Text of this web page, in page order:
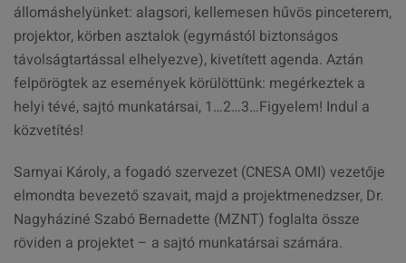
állomáshelyünket: alagsori, kellemesen hűvös pinceterem,
projektor, körben asztalok (egymástól biztonságos
távolságtartással elhelyezve), kivetített agenda. Aztán
felpörögtek az események körülöttünk: megérkeztek a
helyi tévé, sajtó munkatársai, 1…2…3…Figyelem! Indul a
közvetítés!
Sarnyai Károly, a fogadó szervezet (CNESA OMI) vezetője
elmondta bevezető szavait, majd a projektmenedzser, Dr.
Nagyháziné Szabó Bernadette (MZNT) foglalta össze
röviden a projektet – a sajtó munkatársai számára.